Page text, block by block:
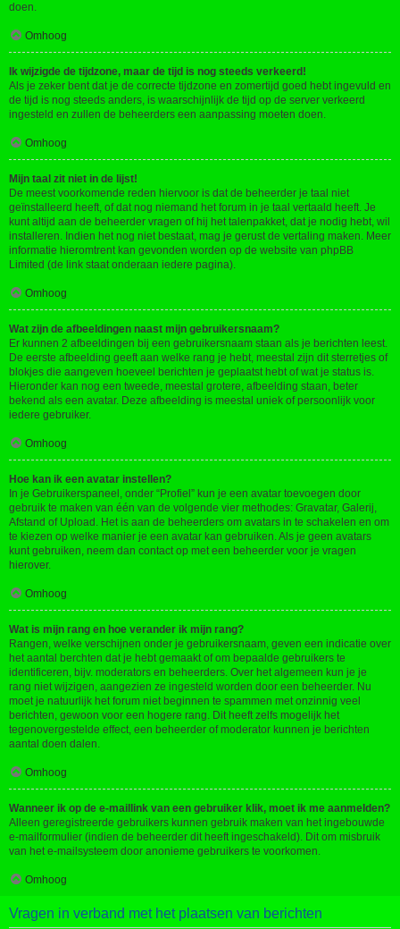
doen.
Omhoog
Ik wijzigde de tijdzone, maar de tijd is nog steeds verkeerd!
Als je zeker bent dat je de correcte tijdzone en zomertijd goed hebt ingevuld en
de tijd is nog steeds anders, is waarschijnlijk de tijd op de server verkeerd
ingesteld en zullen de beheerders een aanpassing moeten doen.
Omhoog
Mijn taal zit niet in de lijst!
De meest voorkomende reden hiervoor is dat de beheerder je taal niet
geïnstalleerd heeft, of dat nog niemand het forum in je taal vertaald heeft. Je
kunt altijd aan de beheerder vragen of hij het talenpakket, dat je nodig hebt, wil
installeren. Indien het nog niet bestaat, mag je gerust de vertaling maken. Meer
informatie hieromtrent kan gevonden worden op de website van phpBB
Limited (de link staat onderaan iedere pagina).
Omhoog
Wat zijn de afbeeldingen naast mijn gebruikersnaam?
Er kunnen 2 afbeeldingen bij een gebruikersnaam staan als je berichten leest.
De eerste afbeelding geeft aan welke rang je hebt, meestal zijn dit sterretjes of
blokjes die aangeven hoeveel berichten je geplaatst hebt of wat je status is.
Hieronder kan nog een tweede, meestal grotere, afbeelding staan, beter
bekend als een avatar. Deze afbeelding is meestal uniek of persoonlijk voor
iedere gebruiker.
Omhoog
Hoe kan ik een avatar instellen?
In je Gebruikerspaneel, onder “Profiel” kun je een avatar toevoegen door
gebruik te maken van één van de volgende vier methodes: Gravatar, Galerij,
Afstand of Upload. Het is aan de beheerders om avatars in te schakelen en om
te kiezen op welke manier je een avatar kan gebruiken. Als je geen avatars
kunt gebruiken, neem dan contact op met een beheerder voor je vragen
hierover.
Omhoog
Wat is mijn rang en hoe verander ik mijn rang?
Rangen, welke verschijnen onder je gebruikersnaam, geven een indicatie over
het aantal berchten dat je hebt gemaakt of om bepaalde gebruikers te
identificeren, bijv. moderators en beheerders. Over het algemeen kun je je
rang niet wijzigen, aangezien ze ingesteld worden door een beheerder. Nu
moet je natuurlijk het forum niet beginnen te spammen met onzinnig veel
berichten, gewoon voor een hogere rang. Dit heeft zelfs mogelijk het
tegenovergestelde effect, een beheerder of moderator kunnen je berichten
aantal doen dalen.
Omhoog
Wanneer ik op de e-maillink van een gebruiker klik, moet ik me aanmelden?
Alleen geregistreerde gebruikers kunnen gebruik maken van het ingebouwde
e-mailformulier (indien de beheerder dit heeft ingeschakeld). Dit om misbruik
van het e-mailsysteem door anonieme gebruikers te voorkomen.
Omhoog
Vragen in verband met het plaatsen van berichten